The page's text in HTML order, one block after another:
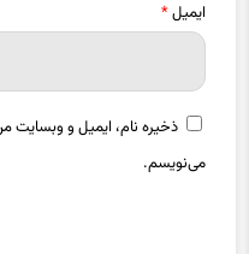
ایمیل*
ذخیره نام، ایمیل و وبسایت
می‌نویسم.